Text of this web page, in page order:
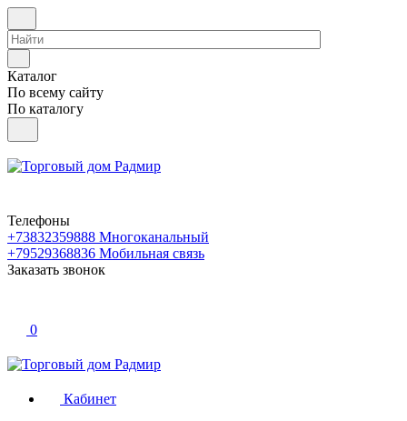
Каталог
По всему сайту
По каталогу
Телефоны
+73832359888 Многоканальный
+79529368836 Мобильная связь
Заказать звонок
0
Кабинет